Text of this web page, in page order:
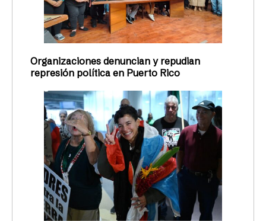
Organizaciones denuncian y repudian
represión política en Puerto Rico